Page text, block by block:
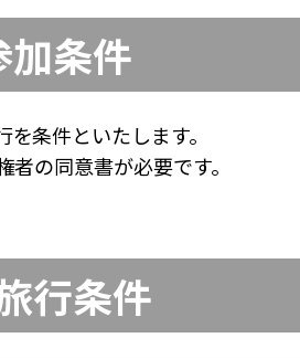
加条件
条件といたします。
の同意書が必要です。
行条件